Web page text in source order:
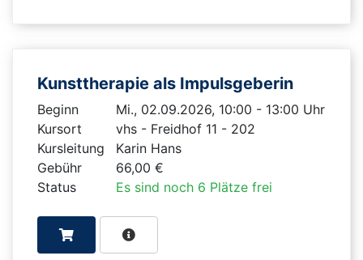
Kunsttherapie als Impulsgeberin
Beginn
Mi., 02.09.2026, 10:00 - 13:00 Uhr
Kursort
vhs - Freidhof 11 - 202
Kursleitung
Karin Hans
Gebühr
66,00 €
Status
Es sind noch 6 Plätze frei